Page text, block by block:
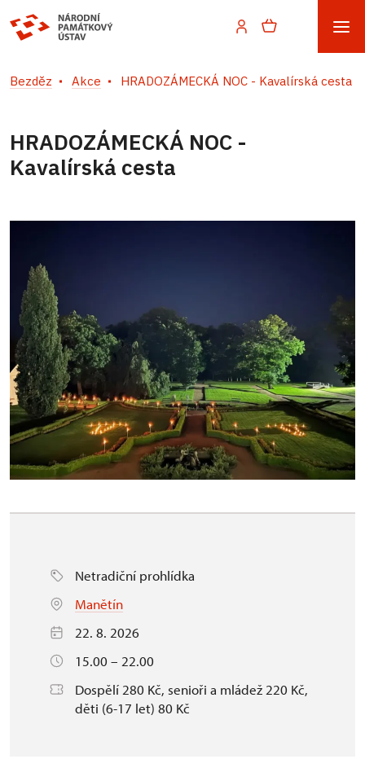
Bezděz Akce HRADOZÁMECKÁ NOC - Kavalírská cesta
HRADOZÁMECKÁ NOC -
Kavalírská cesta
Netradiční prohlídka
Manětín
22. 8. 2026
15.00 – 22.00
Dospělí 280 Kč, senioři a mládež 220 Kč,
děti (6-17 let) 80 Kč